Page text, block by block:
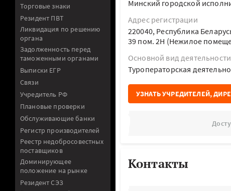
Торговые знаки
Резидент ПВТ
Ликвидация по решению
органа
Задолженность перед
таможенными органами
Выписки ЕГР
Связи
Учредитель РФ
Плановые проверки
Обслуживающие банки
Регистр производителей
Реестр недобросовестных
поставщиков
Доминирующее
положение на рынке
Резидент СЭЗ
Минский городской
Адрес регистрации
220040, Республика
39 пом. 2Н (Нежилое
Основной вид деятельности
Туроператорская
УЗНАТЬ УЧРЕДИТЕЛЕЙ,
Контакты